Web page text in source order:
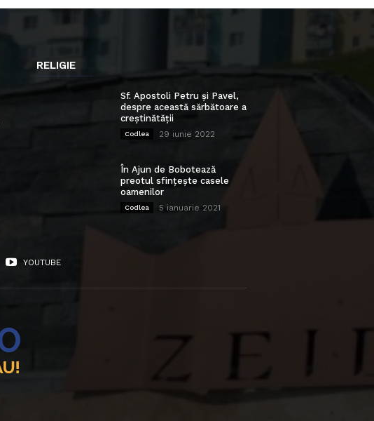
RELIGIE
Sf. Apostoli Petru și Pavel,
despre această sărbătoare a
creștinătății
Codlea 29 iunie 2022
În Ajun de Bobotează
preotul sfințește casele
oamenilor
Codlea 5 ianuarie 2021
YOUTUBE